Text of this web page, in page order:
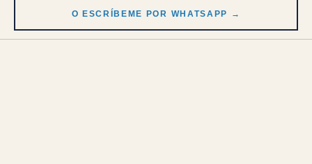
O ESCRÍBEME POR WHATSAPP →